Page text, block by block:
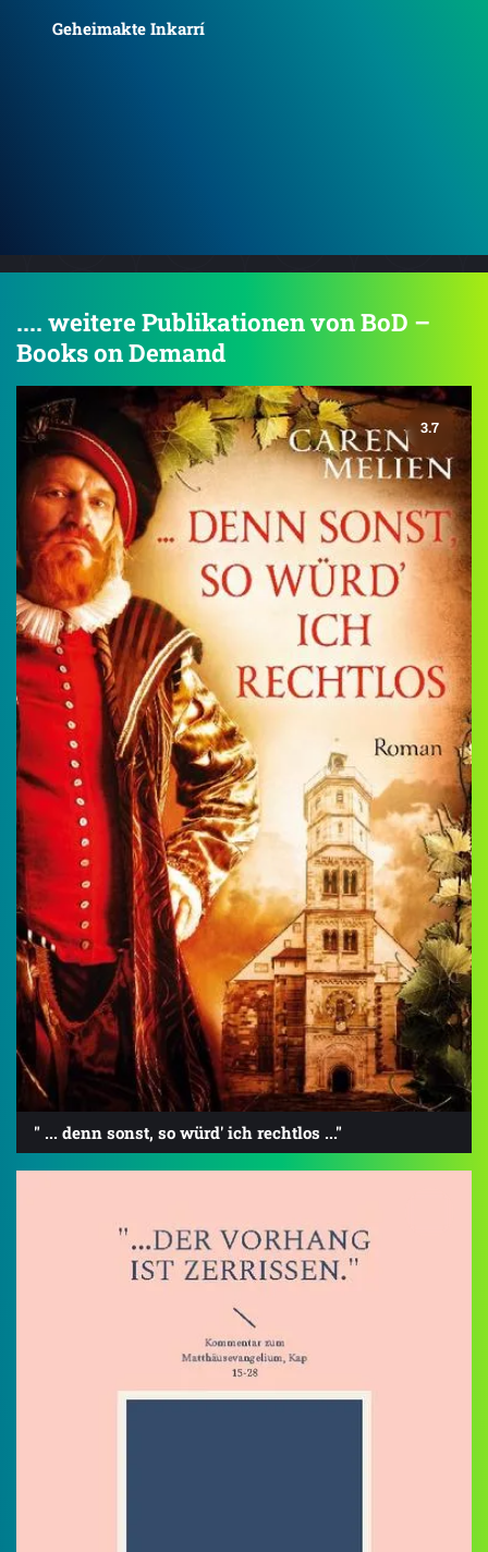
.... weitere Publikationen von BoD –
Books on Demand
3.7
" ... denn sonst, so würd' ich rechtlos ..."